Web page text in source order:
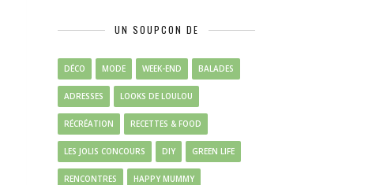
UN SOUPCON DE
DÉCO MODE WEEK-END BALADES
ADRESSES LOOKS DE LOULOU
RÉCRÉATION RECETTES & FOOD
LES JOLIS CONCOURS DIY GREEN LIFE
RENCONTRES HAPPY MUMMY